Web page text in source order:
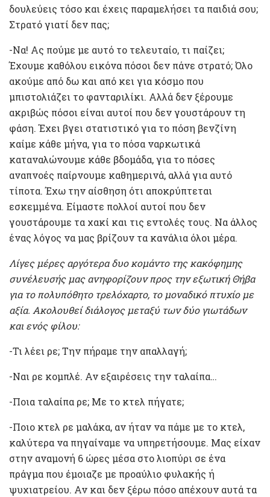
δουλεύεις τόσο και έχεις παραμελήσει τα παιδιά σου;
Στρατό γιατί δεν πας;
-Να! Ας πούμε με αυτό το τελευταίο, τι παίζει;
Έχουμε καθόλου εικόνα πόσοι δεν πάνε στρατό; Όλο
ακούμε από δω και από κει για κόσμο που
μπιστολιάζει το φανταριλίκι. Αλλά δεν ξέρουμε
ακριβώς πόσοι είναι αυτοί που δεν γουστάρουν τη
φάση. Έχει βγει στατιστικό για το πόση βενζίνη
καίμε κάθε μήνα, για το πόσα ναρκωτικά
καταναλώνουμε κάθε βδομάδα, για το πόσες
αναπνοές παίρνουμε καθημερινά, αλλά για αυτό
τίποτα. Έχω την αίσθηση ότι αποκρύπτεται
εσκεμμένα. Είμαστε πολλοί αυτοί που δεν
γουστάρουμε τα χακί και τις εντολές τους. Να άλλος
ένας λόγος να μας βρίζουν τα κανάλια όλοι μέρα.
Λίγες μέρες αργότερα δυο κομάντο της κακόφημης
συνέλευσής μας ανηφορίζουν προς την εξωτική Θήβα
για το πολυπόθητο τρελόχαρτο, το μοναδικό πτυχίο με
αξία. Ακολουθεί διάλογος μεταξύ των δύο γιωτάδων
και ενός φίλου:
-Τι λέει ρε; Την πήραμε την απαλλαγή;
-Ναι ρε κομπλέ. Αν εξαιρέσεις την ταλαίπα…
-Ποια ταλαίπα ρε; Με το κτελ πήγατε;
-Ποιο κτελ ρε μαλάκα, αν ήταν να πάμε με το κτελ,
καλύτερα να πηγαίναμε να υπηρετήσουμε. Μας είχαν
στην αναμονή 6 ώρες μέσα στο λιοπύρι σε ένα
πράγμα που έμοιαζε με προαύλιο φυλακής ή
ψυχιατρείου. Αν και δεν ξέρω πόσο απέχουν αυτά τα